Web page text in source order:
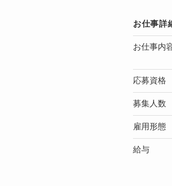
お仕事詳
お仕事内
応募資格
募集人数
雇用形態
給与